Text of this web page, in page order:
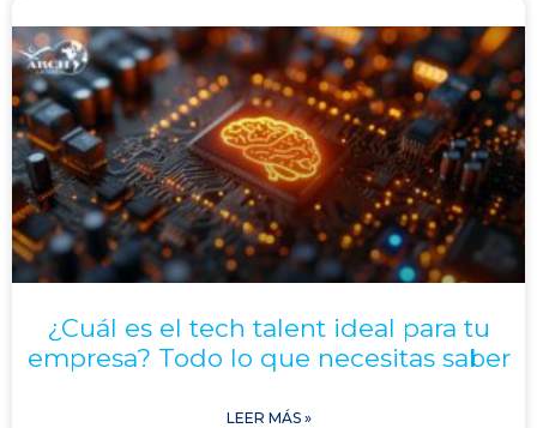
¿Cuál es el tech talent ideal para tu
empresa? Todo lo que necesitas saber
LEER MÁS »